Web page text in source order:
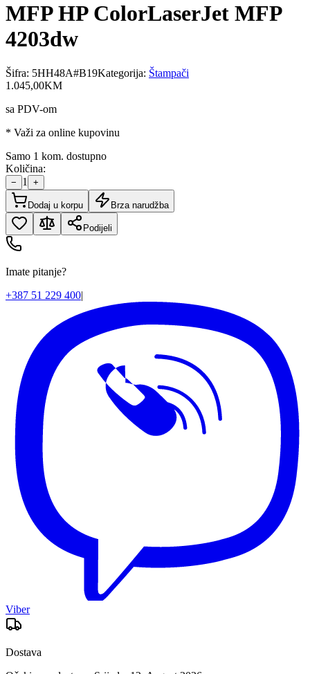
MFP HP ColorLaserJet MFP
4203dw
Šifra: 5HH48A#B19Kategorija: Štampači
1.045,00KM
sa PDV-om
* Važi za online kupovinu
Samo 1 kom. dostupno
Količina:
− 1 +
Dodaj u korpu Brza narudžba
Podijeli
Imate pitanje?
+387 51 229 400|
Viber
Dostava